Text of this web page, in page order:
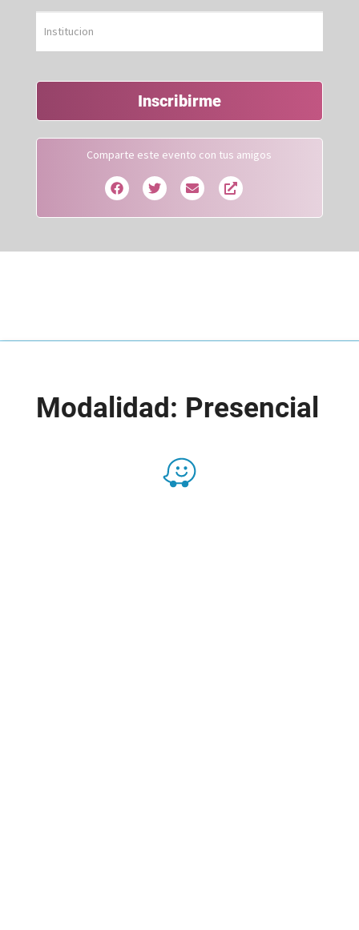
Inscribirme
Comparte este evento con tus amigos
Modalidad: Presencial